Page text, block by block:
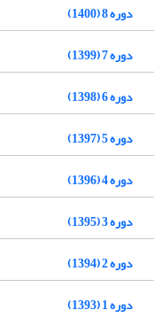
دوره 8 (1400)
دوره 7 (1399)
دوره 6 (1398)
دوره 5 (1397)
دوره 4 (1396)
دوره 3 (1395)
دوره 2 (1394)
دوره 1 (1393)